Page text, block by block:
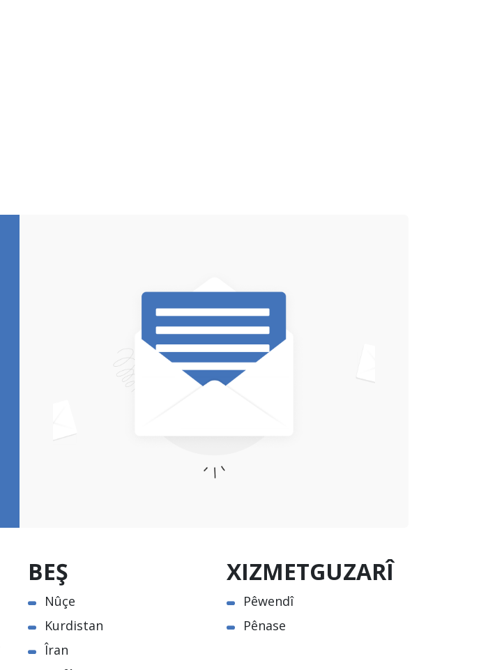
BEŞ
Nûçe
Kurdistan
Îran
XIZMETGUZARÎ
Pêwendî
Pênase